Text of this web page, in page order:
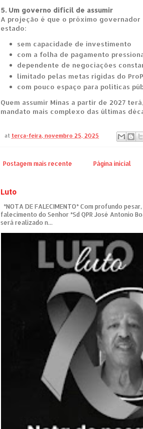
5. Um governo difícil de assumir
A projeção é que o próximo governador
estado:
sem capacidade de investimento
com a folha de pagamento
dependente de negociações
limitado pelas metas rígidas do
com pouco espaço para políticas
Quem assumir Minas a partir de 2027
mandato mais complexo das últimas
at terça-feira, novembro 25, 2025
Postagem mais recente Página inicial
Luto
*NOTA DE FALECIMENTO* Com profundo
falecimento do Senhor *Sd QPR José Antonio
será realizado n...